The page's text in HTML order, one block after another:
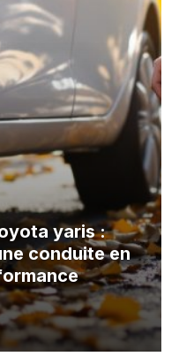
yaris :
conduite en